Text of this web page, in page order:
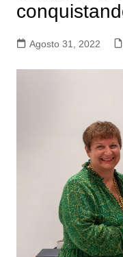
Agosto 31, 2022